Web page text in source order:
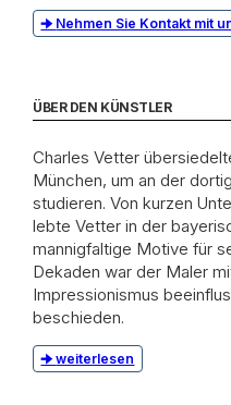
Nehmen Sie Kontakt mit
ÜBER DEN KÜNSTLER
Charles Vetter
München, um an der
studieren. Von kurzen
lebte Vetter in der
mannigfaltige Motive für
Dekaden war der Maler
Impressionismus
beschieden.
weiterlesen